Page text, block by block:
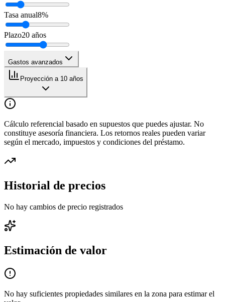
Tasa anual8%
Plazo20 años
Gastos avanzados
Proyección a 10 años
Cálculo referencial basado en supuestos que puedes ajustar. No
constituye asesoría financiera. Los retornos reales pueden variar
según el mercado, impuestos y condiciones del préstamo.
Historial de precios
No hay cambios de precio registrados
Estimación de valor
No hay suficientes propiedades similares en la zona para estimar el